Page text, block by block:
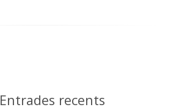
Entrades recents